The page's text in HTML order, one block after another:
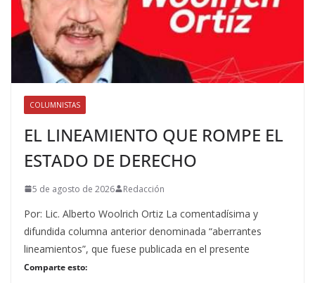
COLUMNISTAS
EL LINEAMIENTO QUE ROMPE EL
ESTADO DE DERECHO
5 de agosto de 2026 Redacción
Por: Lic. Alberto Woolrich Ortiz La comentadísima y
difundida columna anterior denominada “aberrantes
lineamientos”, que fuese publicada en el presente
Comparte esto: